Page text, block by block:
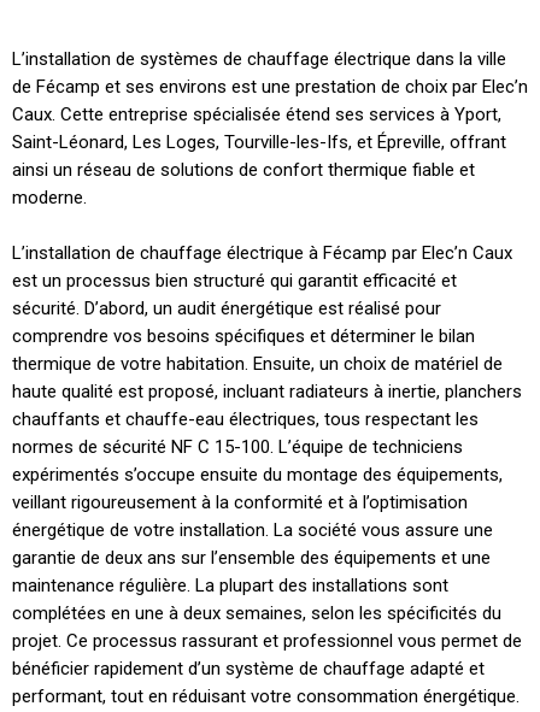
L’installation de systèmes de chauffage électrique dans la ville
de Fécamp et ses environs est une prestation de choix par Elec’n
Caux. Cette entreprise spécialisée étend ses services à Yport,
Saint-Léonard, Les Loges, Tourville-les-Ifs, et Épreville, offrant
ainsi un réseau de solutions de confort thermique fiable et
moderne.
L’installation de chauffage électrique à Fécamp par Elec’n Caux
est un processus bien structuré qui garantit efficacité et
sécurité. D’abord, un audit énergétique est réalisé pour
comprendre vos besoins spécifiques et déterminer le bilan
thermique de votre habitation. Ensuite, un choix de matériel de
haute qualité est proposé, incluant radiateurs à inertie, planchers
chauffants et chauffe-eau électriques, tous respectant les
normes de sécurité NF C 15-100. L’équipe de techniciens
expérimentés s’occupe ensuite du montage des équipements,
veillant rigoureusement à la conformité et à l’optimisation
énergétique de votre installation. La société vous assure une
garantie de deux ans sur l’ensemble des équipements et une
maintenance régulière. La plupart des installations sont
complétées en une à deux semaines, selon les spécificités du
projet. Ce processus rassurant et professionnel vous permet de
bénéficier rapidement d’un système de chauffage adapté et
performant, tout en réduisant votre consommation énergétique.